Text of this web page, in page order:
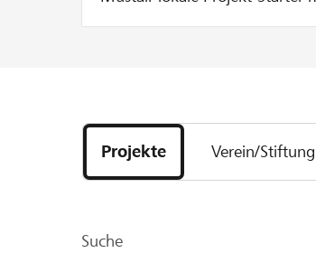
entweder 10 % vom
maximale Zustupf aus dem
pauschal CHF 100
Projekte
und
Organisationen
Projekte Verein/Stiftung
Suche